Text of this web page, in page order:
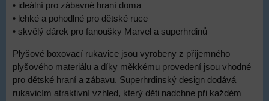
• ideální pro zábavné hraní doma
• lehké a pohodlné pro dětské ruce
• skvělý dárek pro fanoušky Marvel a superhrdinů
Plyšové boxovací rukavice jsou vyrobeny z příjemného
plyšového materiálu a díky měkkému provedení jsou vhodné
pro dětské hraní a zábavu. Superhrdinský design dodává
rukavicím atraktivní vzhled, který děti nadchne při každém